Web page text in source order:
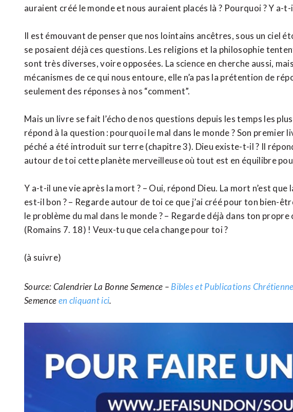
auraient créé le monde et nous auraient placés là ? Pourquoi ? Y a-
Il est émouvant de penser que nos lointains ancêtres, sous un ciel
se posaient déjà ces questions. Les religions et la philosophie
sont très diverses, voire opposées. La science en cherche aussi,
mécanismes de ce qui nous entoure, elle n’a pas la prétention de
seulement des réponses à nos “comment”.
Mais un livre se fait l’écho de nos questions depuis les temps les
répond à la question : pourquoi le mal dans le monde ? Son premier
péché a été introduit sur terre (chapitre 3). Dieu existe-t-il ? Il
autour de toi cette planète merveilleuse où tout est en équilibre
Y a-t-il une vie après la mort ? – Oui, répond Dieu. La mort n’est
est-il bon ? – Regarde autour de toi ce que j’ai créé pour ton bien-
le problème du mal dans le monde ? – Regarde déjà dans ton
(Romains 7. 18) ! Veux-tu que cela change pour toi ?
(à suivre)
Source: Calendrier La Bonne Semence – Bibles et Publications
Semenceen cliquant ici.